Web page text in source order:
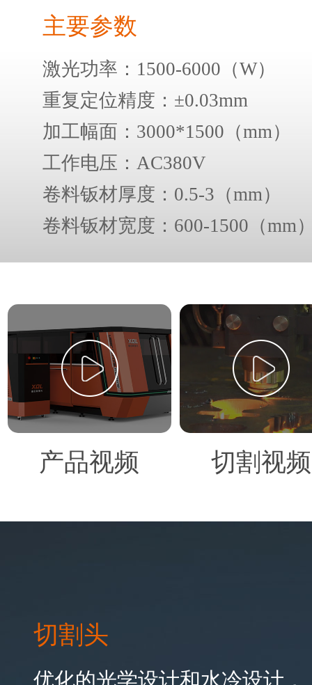
主要参数
激光功率：1500-6000（W）
重复定位精度：±0.03mm
加工幅面：3000*1500（mm）
工作电压：AC380V
卷料钣材厚度：0.5-3（mm）
卷料钣材宽度：600-1500（mm
产品视频 切割视频
切割头
优化的光学设计和水冷设计，